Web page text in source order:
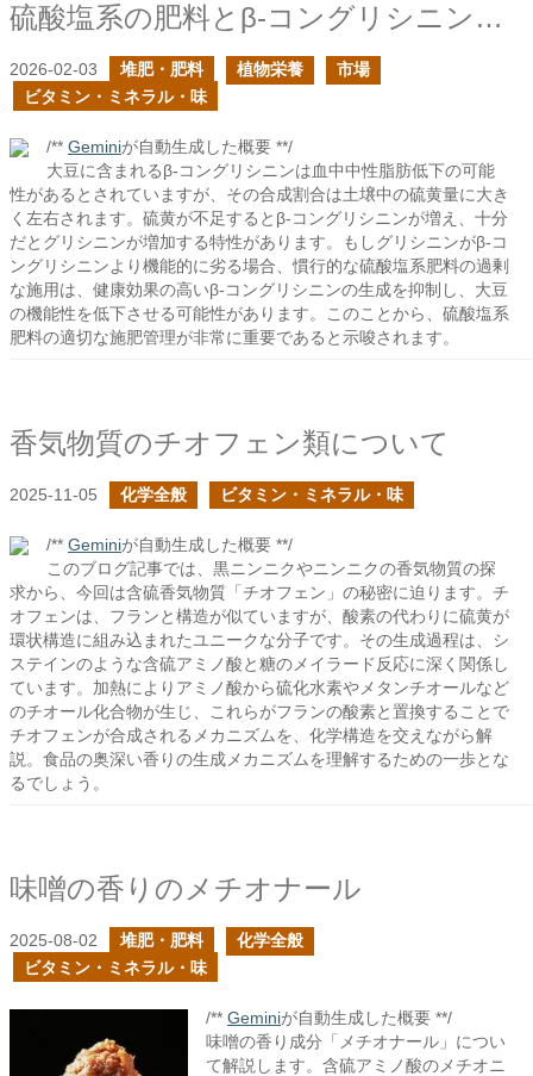
硫酸塩系の肥料とβ-コングリシニンの合成
2026-02-03 堆肥・肥料 植物栄養
市場
ビタミン・ミネラル・味
/** Geminiが自動生成した概要 **/
大豆に含まれるβ-コングリシニンは血中中性脂肪低下の可能
性があるとされていますが、その合成割合は土壌中の硫黄量に大き
く左右されます。硫黄が不足するとβ-コングリシニンが増え、十分
だとグリシニンが増加する特性があります。もしグリシニンがβ-コ
ングリシニンより機能的に劣る場合、慣行的な硫酸塩系肥料の過剰
な施用は、健康効果の高いβ-コングリシニンの生成を抑制し、大豆
の機能性を低下させる可能性があります。このことから、硫酸塩系
肥料の適切な施肥管理が非常に重要であると示唆されます。
香気物質のチオフェン類について
2025-11-05 化学全般 ビタミン・ミネラル・味
/** Geminiが自動生成した概要 **/
このブログ記事では、黒ニンニクやニンニクの香気物質の探
求から、今回は含硫香気物質「チオフェン」の秘密に迫ります。チ
オフェンは、フランと構造が似ていますが、酸素の代わりに硫黄が
環状構造に組み込まれたユニークな分子です。その生成過程は、シ
ステインのような含硫アミノ酸と糖のメイラード反応に深く関係し
ています。加熱によりアミノ酸から硫化水素やメタンチオールなど
のチオール化合物が生じ、これらがフランの酸素と置換することで
チオフェンが合成されるメカニズムを、化学構造を交えながら解
説。食品の奥深い香りの生成メカニズムを理解するための一歩とな
るでしょう。
味噌の香りのメチオナール
2025-08-02 堆肥・肥料
化学全般
ビタミン・ミネラル・味
/** Geminiが自動生成した概要 **/
味噌の香り成分「メチオナール」につい
て解説します。含硫アミノ酸のメチオニ